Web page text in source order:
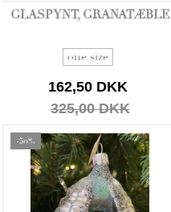
GLASPYNT, GRANATÆBLE
one size
162,50 DKK
325,00 DKK
-50%